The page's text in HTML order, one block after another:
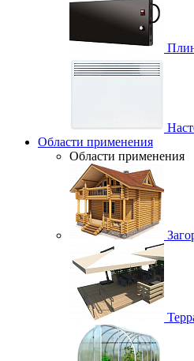
Области применения
Области применения